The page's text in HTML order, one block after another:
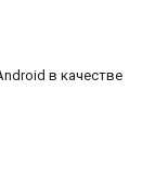
в качестве